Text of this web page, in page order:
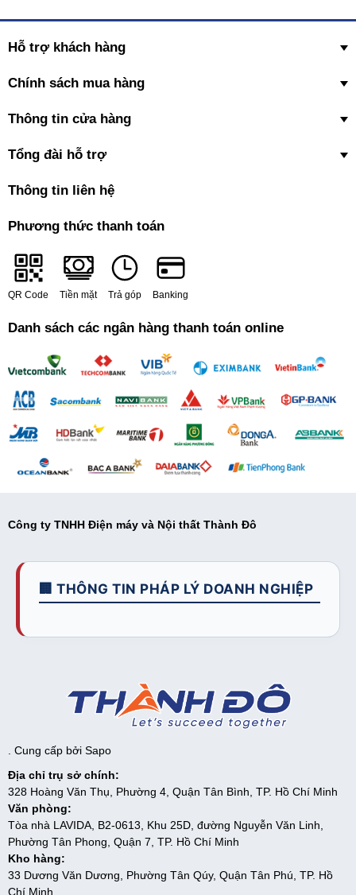
Hỗ trợ khách hàng
Chính sách mua hàng
Thông tin cửa hàng
Tổng đài hỗ trợ
Thông tin liên hệ
Phương thức thanh toán
QR Code Tiền mặt Trả góp Banking
Danh sách các ngân hàng thanh toán online
Công ty TNHH Điện máy và Nội thất Thành Đô
🏢 THÔNG TIN PHÁP LÝ DOANH NGHIỆP
. Cung cấp bởi Sapo
Địa chỉ trụ sở chính:
328 Hoàng Văn Thụ, Phường 4, Quận Tân Bình, TP. Hồ Chí Minh
Văn phòng:
Tòa nhà LAVIDA, B2-0613, Khu 25D, đường Nguyễn Văn Linh,
Phường Tân Phong, Quận 7, TP. Hồ Chí Minh
Kho hàng:
33 Dương Văn Dương, Phường Tân Qúy, Quận Tân Phú, TP. Hồ
Chí Minh